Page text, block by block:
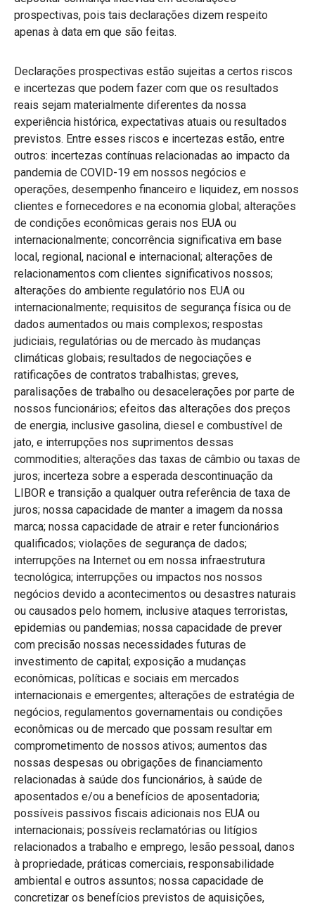
prospectivas, pois tais declarações dizem respeito
apenas à data em que são feitas.
Declarações prospectivas estão sujeitas a certos riscos
e incertezas que podem fazer com que os resultados
reais sejam materialmente diferentes da nossa
experiência histórica, expectativas atuais ou resultados
previstos. Entre esses riscos e incertezas estão, entre
outros: incertezas contínuas relacionadas ao impacto da
pandemia de COVID-19 em nossos negócios e
operações, desempenho financeiro e liquidez, em nossos
clientes e fornecedores e na economia global; alterações
de condições econômicas gerais nos EUA ou
internacionalmente; concorrência significativa em base
local, regional, nacional e internacional; alterações de
relacionamentos com clientes significativos nossos;
alterações do ambiente regulatório nos EUA ou
internacionalmente; requisitos de segurança física ou de
dados aumentados ou mais complexos; respostas
judiciais, regulatórias ou de mercado às mudanças
climáticas globais; resultados de negociações e
ratificações de contratos trabalhistas; greves,
paralisações de trabalho ou desacelerações por parte de
nossos funcionários; efeitos das alterações dos preços
de energia, inclusive gasolina, diesel e combustível de
jato, e interrupções nos suprimentos dessas
commodities; alterações das taxas de câmbio ou taxas de
juros; incerteza sobre a esperada descontinuação da
LIBOR e transição a qualquer outra referência de taxa de
juros; nossa capacidade de manter a imagem da nossa
marca; nossa capacidade de atrair e reter funcionários
qualificados; violações de segurança de dados;
interrupções na Internet ou em nossa infraestrutura
tecnológica; interrupções ou impactos nos nossos
negócios devido a acontecimentos ou desastres naturais
ou causados pelo homem, inclusive ataques terroristas,
epidemias ou pandemias; nossa capacidade de prever
com precisão nossas necessidades futuras de
investimento de capital; exposição a mudanças
econômicas, políticas e sociais em mercados
internacionais e emergentes; alterações de estratégia de
negócios, regulamentos governamentais ou condições
econômicas ou de mercado que possam resultar em
comprometimento de nossos ativos; aumentos das
nossas despesas ou obrigações de financiamento
relacionadas à saúde dos funcionários, à saúde de
aposentados e/ou a benefícios de aposentadoria;
possíveis passivos fiscais adicionais nos EUA ou
internacionais; possíveis reclamatórias ou litígios
relacionados a trabalho e emprego, lesão pessoal, danos
à propriedade, práticas comerciais, responsabilidade
ambiental e outros assuntos; nossa capacidade de
concretizar os benefícios previstos de aquisições,